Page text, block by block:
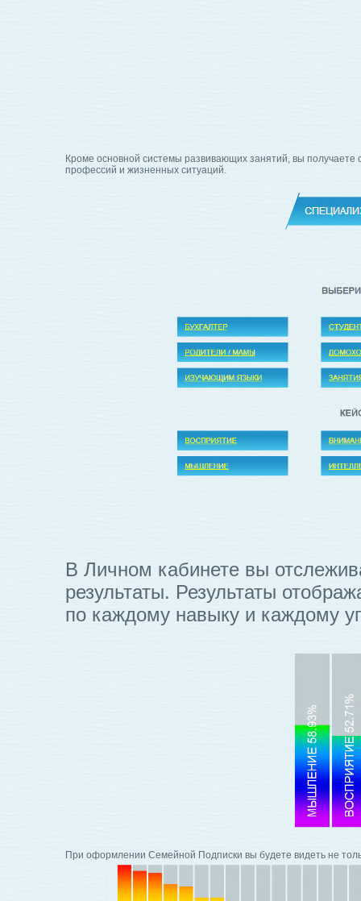
Кроме основной системы развивающих занятий, вы
профессий и жизненных ситуаций.
В Личном кабинете вы
результаты. Результаты
по каждому навыку и каждому
При оформлении Семейной Подписки вы будете видеть не